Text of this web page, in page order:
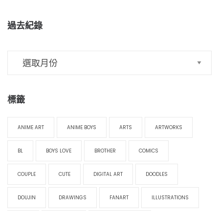
過去紀錄
標籤
ANIME ART ANIME BOYS ARTS ARTWORKS
BL BOYS LOVE BROTHER COMICS
COUPLE CUTE DIGITAL ART DOODLES
DOUJIN DRAWINGS FANART ILLUSTRATIONS